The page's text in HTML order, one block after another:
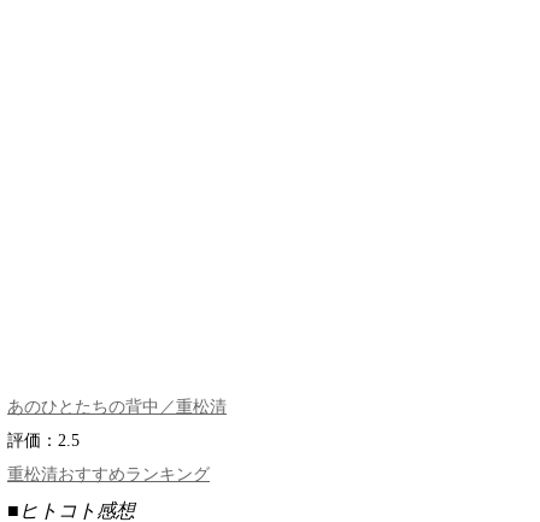
あのひとたちの背中／重松清
評価： 2.5
重松清おすすめランキング
■ヒトコト感想